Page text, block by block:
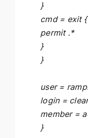
}
cmd = exit {
permit .*
}
}
user =
login =
member =
}